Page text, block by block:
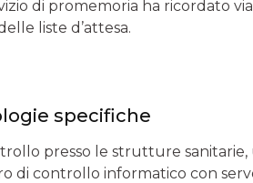
di promemoria ha ricordato
liste d’attesa.
specifiche
presso le strutture sanitarie,
di controllo informatico con